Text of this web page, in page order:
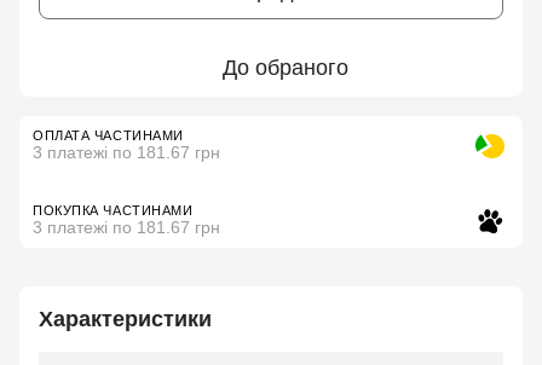
До обраного
ОПЛАТА ЧАСТИНАМИ
3 платежі по 181.67 грн
ПОКУПКА ЧАСТИНАМИ
3 платежі по 181.67 грн
Характеристики